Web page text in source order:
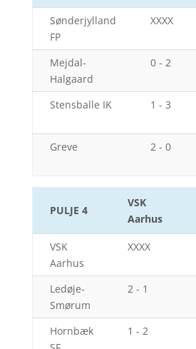
Sønderjylland
FP
XXXX
Mejdal-
Halgaard
0 - 2
Stensballe IK 1 - 3
Greve 2 - 0
PULJE 4
VSK
Aarhus
VSK
Aarhus
XXXX
Ledøje-
Smørum
2 - 1
Hornbæk
1 - 2